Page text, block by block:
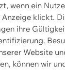
wenn ein
klickt.
ihre
Website
können wir